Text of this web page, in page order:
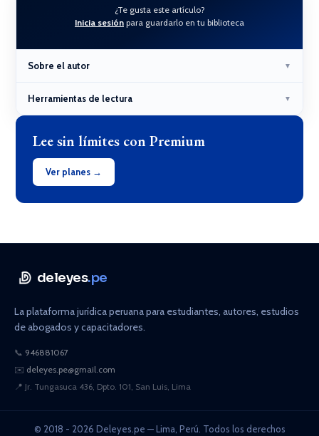
¿Te gusta este artículo?
Inicia sesión para guardarlo en tu biblioteca
Sobre el autor ▼
Herramientas de lectura ▼
Lee sin límites con Premium
Ver planes →
deleyes.pe
La plataforma jurídica peruana para estudiantes, autores, estudios
de abogados y capacitadores.
📞 946881067
✉️ deleyes.pe@gmail.com
📍 Jr. Tungasuca 436, Dpto. 101, San Luis, Lima
© 2018 - 2026 Deleyes.pe — Lima, Perú. Todos los derechos